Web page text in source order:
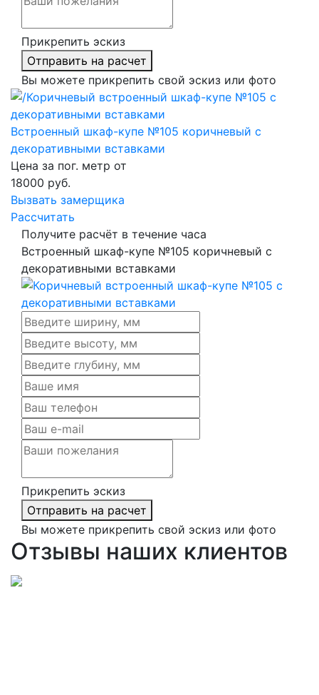
Прикрепить эскиз
Отправить на расчет
Вы можете прикрепить свой эскиз или фото
Встроенный шкаф-купе №105 коричневый с
декоративными вставками
Цена за пог. метр от
18000 руб.
Вызвать замерщика
Рассчитать
Получите расчёт в течение часа
Встроенный шкаф-купе №105 коричневый с
декоративными вставками
Прикрепить эскиз
Отправить на расчет
Вы можете прикрепить свой эскиз или фото
Отзывы наших клиентов